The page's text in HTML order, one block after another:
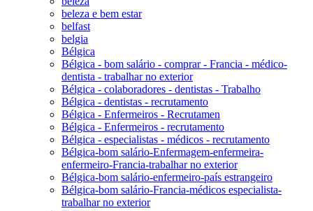
beleza e bem estar
belfast
belgia
Bélgica
Bélgica - bom salário - comprar - Francia - médico-
dentista - trabalhar no exterior
Bélgica - colaboradores - dentistas - Trabalho
Bélgica - dentistas - recrutamento
Bélgica - Enfermeiros - Recrutamen
Bélgica - Enfermeiros - recrutamento
Bélgica - especialistas - médicos - recrutamento
Bélgica-bom salário-Enfermagem-enfermeira-
enfermeiro-Francia-trabalhar no exterior
Bélgica-bom salário-enfermeiro-país estrangeiro
Bélgica-bom salário-Francia-médicos especialista-
trabalhar no exterior